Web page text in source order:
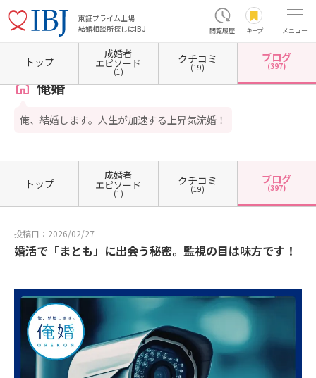
東証プライム上場
結婚相談所探しはIBJ
閲覧履歴 キープ メニュー
ホーム 岡山県の結婚相談所 岡山県倉敷市 俺婚 カウンセラーブログ一覧 カウンセ
俺婚
俺、結婚します。人生が加速する上昇気流婚！
トップ
成婚者
エピソード
(1)
クチコミ
(19)
ブログ
(397)
トップ
成婚者
エピソード
(1)
クチコミ
(19)
ブログ
(397)
投稿日：2026/02/27
婚活で「まとも」に出会う秘密。監視の目は味方です！